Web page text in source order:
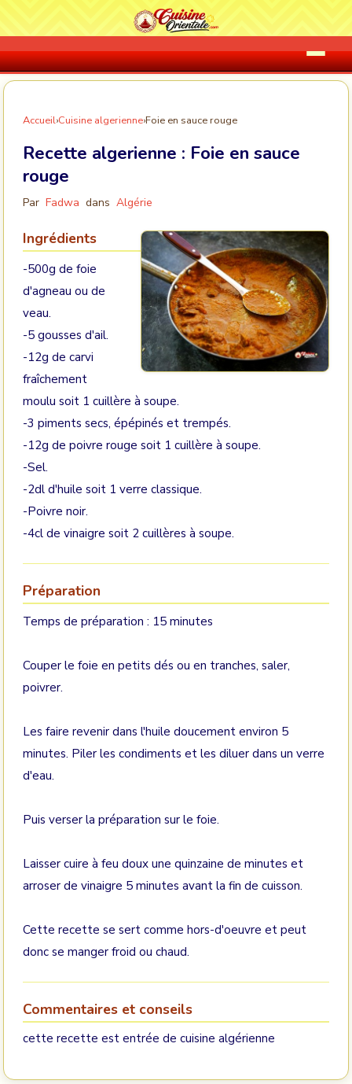
Accueil›Cuisine algerienne›Foie en sauce rouge
Recette algerienne : Foie en sauce
rouge
Par Fadwa dans Algérie
Ingrédients
-500g de foie
d'agneau ou de
veau.
-5 gousses d'ail.
-12g de carvi
fraîchement
moulu soit 1 cuillère à soupe.
-3 piments secs, épépinés et trempés.
-12g de poivre rouge soit 1 cuillère à soupe.
-Sel.
-2dl d'huile soit 1 verre classique.
-Poivre noir.
-4cl de vinaigre soit 2 cuillères à soupe.
Préparation
Temps de préparation : 15 minutes
Couper le foie en petits dés ou en tranches, saler,
poivrer.
Les faire revenir dans l'huile doucement environ 5
minutes. Piler les condiments et les diluer dans un verre
d'eau.
Puis verser la préparation sur le foie.
Laisser cuire à feu doux une quinzaine de minutes et
arroser de vinaigre 5 minutes avant la fin de cuisson.
Cette recette se sert comme hors-d'oeuvre et peut
donc se manger froid ou chaud.
Commentaires et conseils
cette recette est entrée de cuisine algérienne